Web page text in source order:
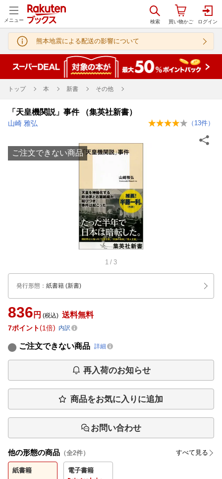
メニュー
熊本地震による配送の影響について
トップ 本 新書 その他
「天皇機関説」事件 （集英社新書）
山崎 雅弘 （ 13件）
ご注文できない商品
1 / 3
発行形態 ： 紙書籍 (新書)
836 円 (税込) 送料無料
7ポイント 1倍 内訳
ご注文できない商品 詳細
再入荷のお知らせ
商品をお気に入りに追加
お問い合わせ
他の形態の商品 （全2件） すべて見る
紙書籍 電子書籍